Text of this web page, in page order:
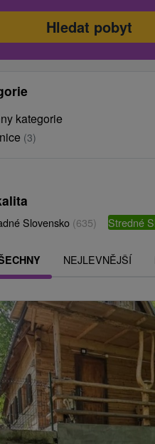
kategorie
(3)
Slovensko (635) Stredné
NEJLEVNĚJŠÍ